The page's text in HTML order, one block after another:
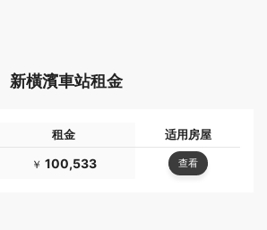
新橫濱車站租金
租金
适用房屋
￥ 100,533 查看